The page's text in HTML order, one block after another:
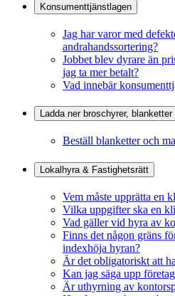
Konsumenttjänstlagen
Jag har varor med
andrahandssortering?
Jobbet blev dyrare än
jag ta mer betalt?
Vad innebär
Ladda ner broschyrer,
Beställ blanketter och
Lokalhyra & Fastighetsrätt
Vem måste upprätta en
Vilka uppgifter ska en
Vad gäller vid hyra av
Finns det någon gräns
indexhöja hyran?
Är det obligatoriskt att
Kan jag säga upp
Är uthyrning av